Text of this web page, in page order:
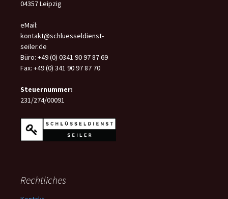
kontakt@schluesseldienst-
Büro: +49 (0) 0341 90 97 87 69
Fax: +49 (0) 341 90 97 87 70
Steuernummer:
231/274/00091
Impressum